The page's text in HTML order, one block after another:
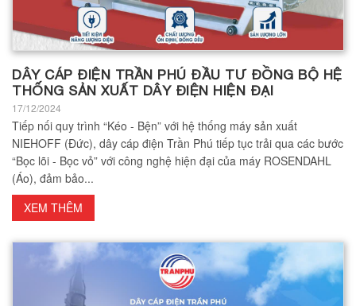
DÂY CÁP ĐIỆN TRẦN PHÚ ĐẦU TƯ ĐỒNG BỘ HỆ
THỐNG SẢN XUẤT DÂY ĐIỆN HIỆN ĐẠI
17/12/2024
Tiếp nối quy trình “Kéo - Bện” với hệ thống máy sản xuất
NIEHOFF (Đức), dây cáp điện Trần Phú tiếp tục trải qua các bước
“Bọc lõi - Bọc vỏ” với công nghệ hiện đại của máy ROSENDAHL
(Áo), đảm bảo...
XEM THÊM